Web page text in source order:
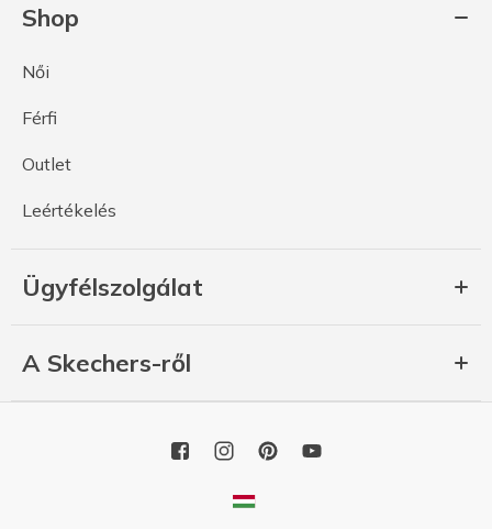
Shop
Női
Férfi
Outlet
Leértékelés
Ügyfélszolgálat
A Skechers-ről